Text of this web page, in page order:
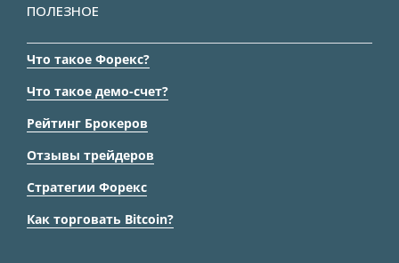
ПОЛЕЗНОЕ
Что такое Форекс?
Что такое демо-счет?
Рейтинг Брокеров
Отзывы трейдеров
Стратегии Форекс
Как торговать Bitcoin?